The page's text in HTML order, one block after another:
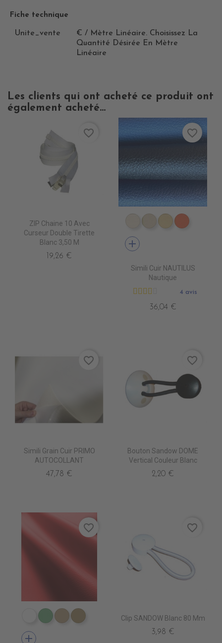
Fiche technique
Unite_vente
€ / Mètre Linéaire. Choisissez La
Quantité Désirée En Mètre
Linéaire
Les clients qui ont acheté ce produit ont
également acheté...
ZIP Chaine 10 Avec
Curseur Double Tirette
Blanc 3,50 M
19,26 €
favorite_border
EN4010 IVOIRE
EN4020 BEIGE
EN4040EN4060
add
Simili Cuir NAUTILUS
Nautique
4 avis
36,04 €
favorite_border
Simili Grain Cuir PRIMO
AUTOCOLLANT
47,78 €
favorite_border
Bouton Sandow DOME
Vertical Couleur Blanc
2,20 €
favorite_border
EN3000 NEIGE
EN3010 TURQUOISE
EN3020 FICELLE
EN3030 LIN
add
favorite_border
Clip SANDOW Blanc 80 Mm
3,98 €
favorite_border